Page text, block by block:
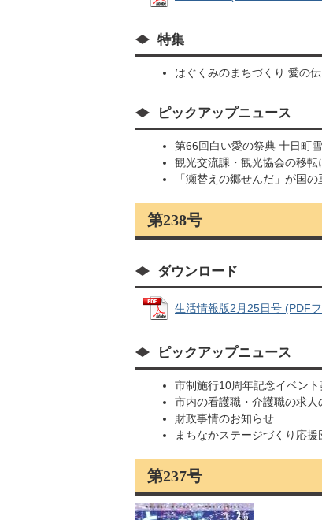
特集
はぐくみのまちづくり 愛の
ピックアップニュース
第66回白い愛の祭典 十日町
観光交流課・観光協会の移
「瀬替えの郷せんだ」が国
第238号
ダウンロード
生活情報版2月25日号 (PDF
ピックアップニュース
市制施行10周年記念イベン
市内の看護職・介護職の求人
財政事情のお知らせ
まちなかステージづくり応援
第237号